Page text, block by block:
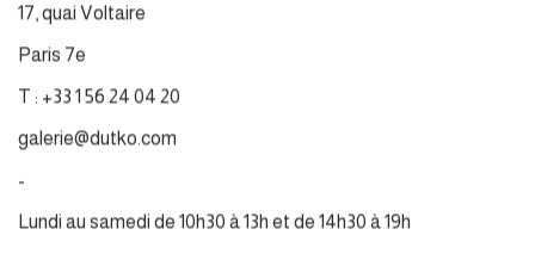
17 quai Voltaire
Paris 7e
T : +33 1 56 24 04 20
galerie@dutko.com
-
Lundi au samedi de 10h30 à 13h et de 14h30 à 19h